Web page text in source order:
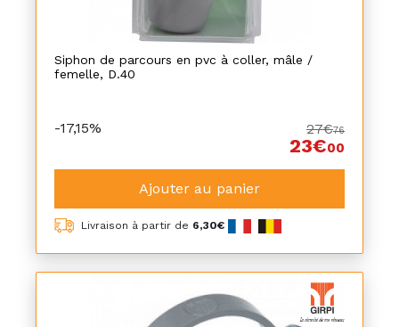
Siphon de parcours en pvc à coller, mâle /
femelle, D.40
-17,15% 27€76
23€00
Ajouter au panier
Livraison à partir de 6,30€